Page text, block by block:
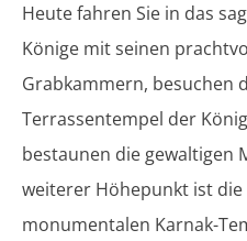
Heute fahren Sie in das
Könige mit seinen
Grabkammern, besuchen
Terrassentempel der
bestaunen die gewaltigen
weiterer Höhepunkt ist die
monumentalen Karnak-